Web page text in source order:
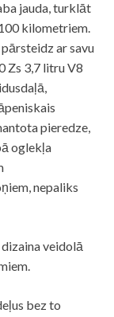
jauda, turklāt
kilometriem.
ar savu
Zs 3,7 litru V8
pieredze,
oglekļa
nepaliks
veidolā
bez to